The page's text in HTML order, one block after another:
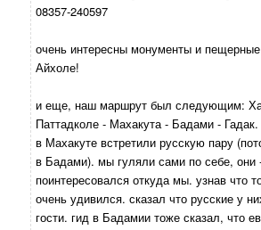
08357-240597
очень интересны монументы и
Айхоле!
и еще, наш маршрут был следующим:
Паттадколе - Махакута - Бадами - Гадак.
в Махакуте встретили русскую пару
в Бадами). мы гуляли сами по себе, они
поинтересовался откуда мы. узнав что
очень удивился. сказал что русские у
гости. гид в Бадамии тоже сказал, что